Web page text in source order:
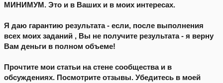
МИНИМУМ. Это и в Ваших и в моих интересах.
Я даю гарантию результата - если, после выполнения
всех моих заданий , Вы не получите результата - я верну
Вам деньги в полном объеме!
Прочтите мои статьи на стене сообщества и в
обсуждениях. Посмотрите отзывы. Убедитесь в моей